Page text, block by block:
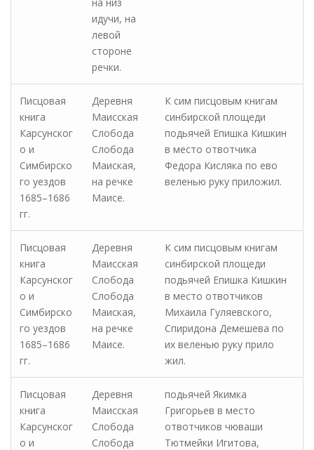
идучи, на
левой
стороне
речки.
Писцовая
книга
Карсунског
о и
Симбирско
го уездов
1685–1686
гг.
Деревня
Маисская
Слобода
Слобода
Маиская,
на речке
Маисе.
К сим писцовым книгам
синбирской площеди
подьячей Епишка Кишкин
в место отвотчика
Федора Кисляка по ево
веленью руку приложил.
Писцовая
книга
Карсунског
о и
Симбирско
го уездов
1685–1686
гг.
Деревня
Маисская
Слобода
Слобода
Маиская,
на речке
Маисе.
К сим писцовым книгам
синбирской площеди
подьячей Епишка Кишкин
в место отвотчиков
Михаила Гуляевского,
Спиридона Демешева по
их веленью руку прило
жил.
Писцовая
книга
Карсунског
о и
Деревня
Маисская
Слобода
Слобода
подьячей Якимка
Григорьев в место
отвотчиков чюваши
Тютмейки Игитова,